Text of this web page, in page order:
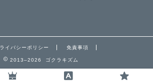
イバシーポリシー 免責事項
2013–2026 ゴクラキズム